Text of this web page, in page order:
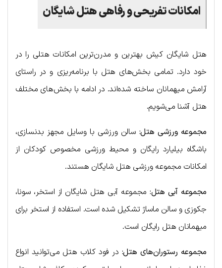
امکانات تفریحی و رفاهی هتل شایگان
هتل شایگان کیش بهترین و مدرن‌ترین امکانات هتلی را در
خود دارد. تمامی بخش‌های هتل با برنامه‌ریزی و در راستای
آرامش میهمانان ساخته شده‌اند. در ادامه با بخش‌های مختلف
هتل آشنا می‌شویم.
مجموعه ورزشی هتل: سالن ورزشی با وسایل مجهز بدنسازی،
باشگاه بیلیارد رایگان و محیط ورزشی مخصوص کودکان از
امکانات مجموعه ورزشی هتل شایگان هستند.
مجموعه آبی هتل: مجموعه آبی هتل شایگان از استخر، سونا،
جکوزی و سالن ماساژ تشکیل شده است. استفاده از استخر برای
میهمانان هتل رایگان است.
مجموعه رستوران‌های هتل: در فود کلاب هتل می‌توانید انواع